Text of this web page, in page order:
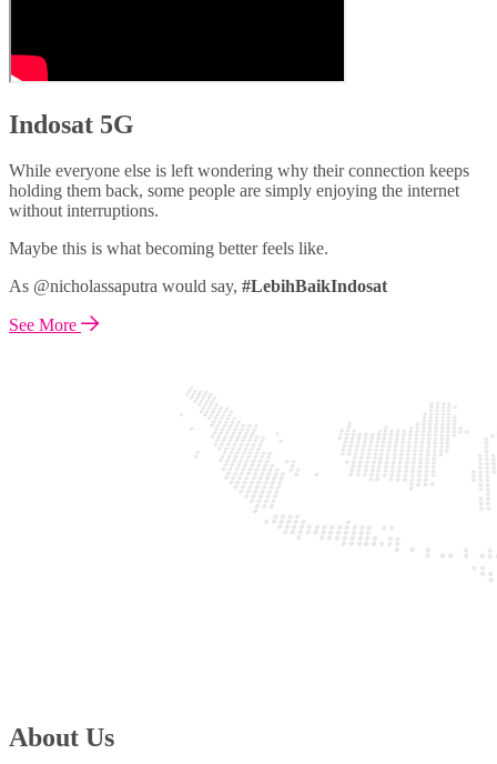
Indosat 5G
While everyone else is left wondering why their connection keeps
holding them back, some people are simply enjoying the internet
without interruptions.
Maybe this is what becoming better feels like.
As @nicholassaputra would say, #LebihBaikIndosat
See More
About Us